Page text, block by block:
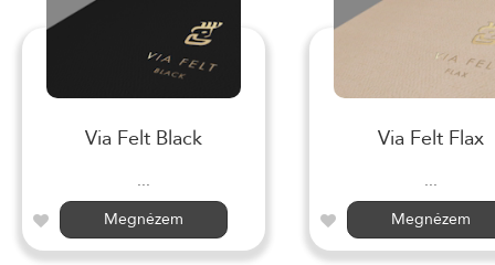
Via Felt Black
...
Megnézem
Via Felt Flax
...
Megnézem